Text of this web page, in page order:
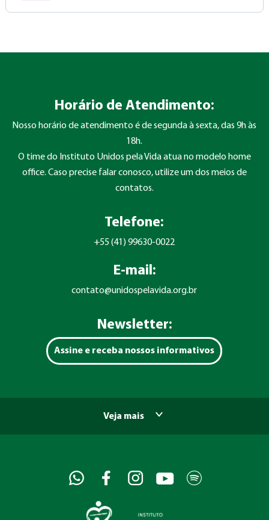
Horário de Atendimento:
Nosso horário de atendimento é de segunda à sexta, das 9h às
18h.
O time do Instituto Unidos pela Vida atua no modelo home
office. Caso precise falar conosco, utilize um dos meios de
contatos.
Telefone:
+55 (41) 99630-0022
E-mail:
contato@unidospelavida.org.br
Newsletter:
Assine e receba nossos informativos
Veja mais